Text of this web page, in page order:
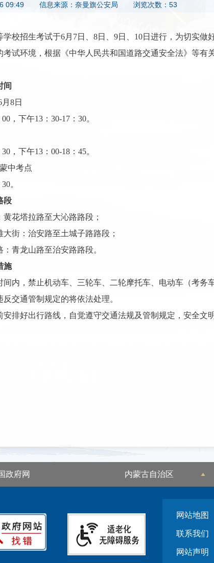
09:49 信息来源： 奈曼旗公安局 浏览次数：53
学校招生考试于6月7日、8日、9日、10日进行，为切实
试环境，根据《中华人民共和国道路交通安全法》等有
间
8日
00，下午13：30-17：30。
30，下午13：00-18：45。
中考点
。
段
黄花塔拉路至大沁路路段；
大街：治安路至土城子路路段；
：青龙山路至治安路路段。
施
间内，禁止机动车、三轮车、二轮摩托车、电动车（考
交通管制规定的将依法处理。
安排好出行路线，自觉遵守交通法规及管制规定，安全文
政府网 内蒙古自治区
网站地图
联系我们
网站声明